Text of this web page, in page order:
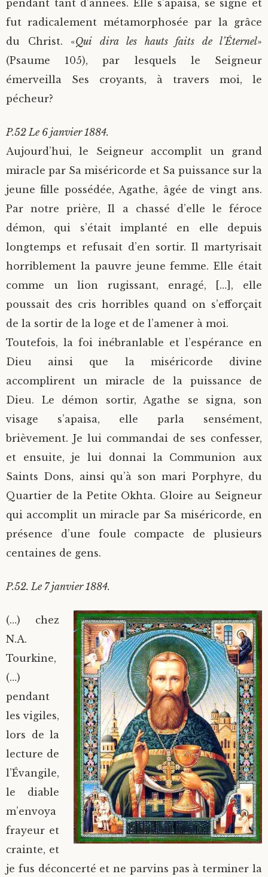
pendant tant d’années. Elle s’apaisa, se signe et
fut radicalement métamorphosée par la grâce
du Christ. «Qui dira les hauts faits de l’Éternel»
(Psaume 105), par lesquels le Seigneur
émerveilla Ses croyants, à travers moi, le
pécheur?
P.52 Le 6 janvier 1884.
Aujourd’hui, le Seigneur accomplit un grand
miracle par Sa miséricorde et Sa puissance sur la
jeune fille possédée, Agathe, âgée de vingt ans.
Par notre prière, Il a chassé d’elle le féroce
démon, qui s’était implanté en elle depuis
longtemps et refusait d’en sortir. Il martyrisait
horriblement la pauvre jeune femme. Elle était
comme un lion rugissant, enragé, […], elle
poussait des cris horribles quand on s’efforçait
de la sortir de la loge et de l’amener à moi.
Toutefois, la foi inébranlable et l’espérance en
Dieu ainsi que la miséricorde divine
accomplirent un miracle de la puissance de
Dieu. Le démon sortir, Agathe se signa, son
visage s’apaisa, elle parla sensément,
brièvement. Je lui commandai de ses confesser,
et ensuite, je lui donnai la Communion aux
Saints Dons, ainsi qu’à son mari Porphyre, du
Quartier de la Petite Okhta. Gloire au Seigneur
qui accomplit un miracle par Sa miséricorde, en
présence d’une foule compacte de plusieurs
centaines de gens.
P.52. Le 7 janvier 1884.
(…) chez
N.A.
Tourkine,
(…)
pendant
les vigiles,
lors de la
lecture de
l’Évangile,
le diable
m’envoya
frayeur et
crainte, et
je fus déconcerté et ne parvins pas à terminer la